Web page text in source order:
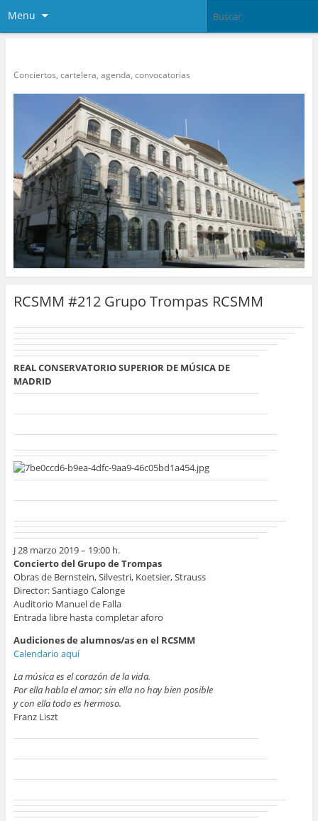
Menu
Conciertos, cartelera, agenda, convocatorias
RCSMM #212 Grupo Trompas RCSMM
REAL CONSERVATORIO SUPERIOR DE MÚSICA DE
MADRID
J 28 marzo 2019 – 19:00 h.
Concierto del Grupo de Trompas
Obras de Bernstein, Silvestri, Koetsier, Strauss
Director: Santiago Calonge
Auditorio Manuel de Falla
Entrada libre hasta completar aforo
Audiciones de alumnos/as en el RCSMM
Calendario aquí
La música es el corazón de la vida.
Por ella habla el amor; sin ella no hay bien posible
y con ella todo es hermoso.
Franz Liszt